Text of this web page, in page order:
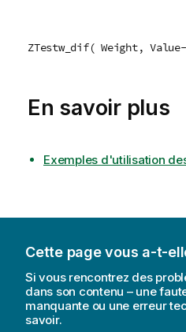
ZTestw_dif( Weight,
En savoir plus
Exemples d'utilisation
Cette page vous a-t-
Si vous rencontrez des
dans son contenu – une
manquante ou une erreur
savoir.